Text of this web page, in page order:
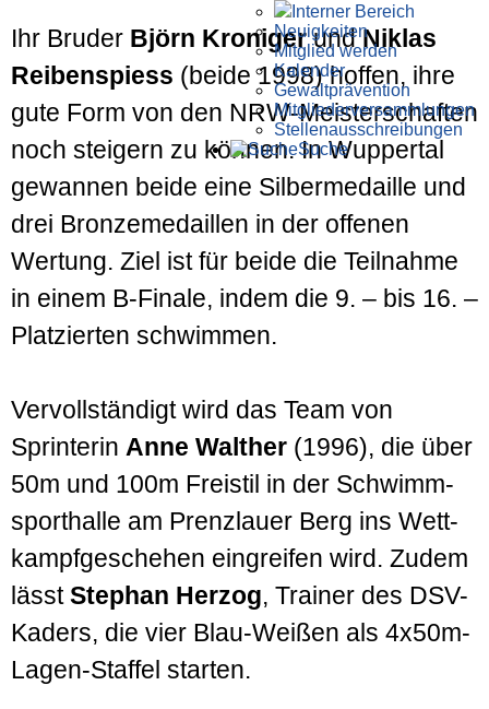
Interner Bereich
Neuigkeiten
Mitglied werden
Kalender
Gewaltprävention
Mitglieder­versammlungen
Stellen­aus­schrei­bungen
Suche
Ihr Bruder Björn KronigerundNiklas
Reibenspiess (beide 1998) hoffen, ihre
gute Form von den NRW-Meister­schaften
noch steigern zu können. In Wupper­tal
gewannen beide eine Silber­medaille und
drei Bronze­medaillen in der offenen
Wertung. Ziel ist für beide die Teil­nahme
in einem B-Finale, indem die 9. – bis 16. –
Platzierten schwimmen.
Ver­voll­ständigt wird das Team von
Sprinterin Anne Walther (1996), die über
50m und 100m Freistil in der Schwimm­
sport­halle am Prenzlauer Berg ins Wett­
kampf­geschehen eingreifen wird. Zudem
lässtStephan Herzog, Trainer des DSV-
Kaders, die vier Blau-Weißen als 4x50m-
Lagen-Staffel starten.